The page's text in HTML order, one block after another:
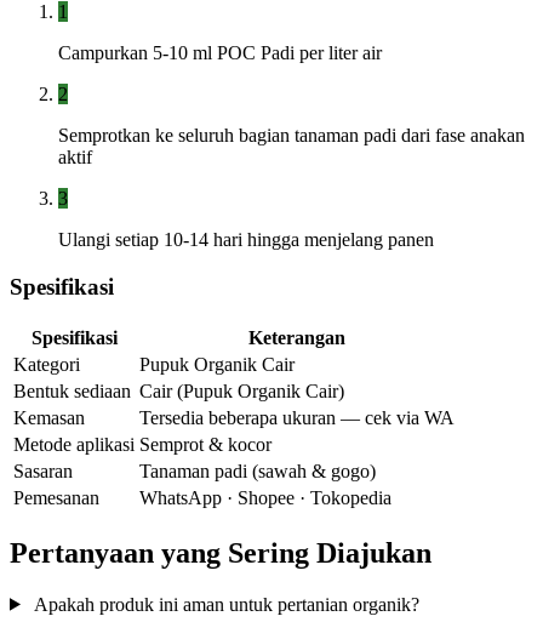
1
Campurkan 5-10 ml POC Padi per liter air
2
Semprotkan ke seluruh bagian tanaman padi dari fase anakan
aktif
3
Ulangi setiap 10-14 hari hingga menjelang panen
Spesifikasi
Spesifikasi
Keterangan
Kategori
Pupuk Organik Cair
Bentuk sediaan Cair (Pupuk Organik Cair)
Kemasan
Tersedia beberapa ukuran — cek via WA
Metode aplikasi Semprot & kocor
Sasaran
Tanaman padi (sawah & gogo)
Pemesanan
WhatsApp · Shopee · Tokopedia
Pertanyaan yang Sering Diajukan
Apakah produk ini aman untuk pertanian organik?